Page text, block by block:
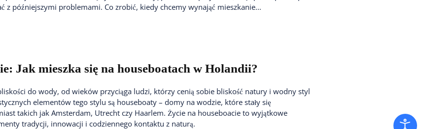
z późniejszymi problemami. Co zrobić, kiedy chcemy wynająć mieszkanie...
Jak mieszka się na houseboatach w Holandii?
do wody, od wieków przyciąga ludzi, którzy cenią sobie bliskość natury i wodny styl
elementów tego stylu są houseboaty – domy na wodzie, które stały się
takich jak Amsterdam, Utrecht czy Haarlem. Życie na houseboacie to wyjątkowe
tradycji, innowacji i codziennego kontaktu z naturą.